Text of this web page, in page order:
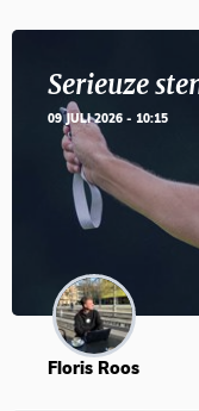
Serieuze
09 JULI 2026 - 10:15
Floris Roos